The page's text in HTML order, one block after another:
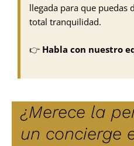
llegada para que puedas
total tranquilidad.
👉 Habla con nuestro
¿Merece la
un concierge